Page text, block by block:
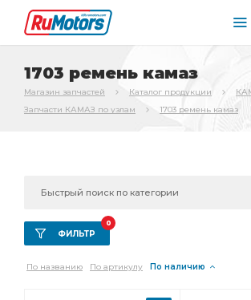
1703 ремень камаз
Магазин запчастей Каталог продукции
Запчасти КАМАЗ по узлам
1703 ремень камаз
ФИЛЬТР
0
По названию По артикулу По наличию